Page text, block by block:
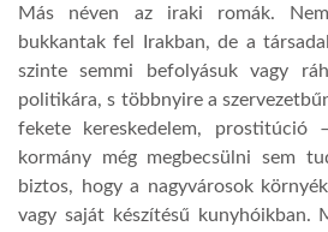
Más néven az iraki romák.
bukkantak fel Irakban, de a
szinte semmi befolyásuk vagy
politikára, s többnyire a
fekete kereskedelem, prostitúció
kormány még megbecsülni sem
biztos, hogy a nagyvárosok
vagy saját készítésű kunyhóikban.